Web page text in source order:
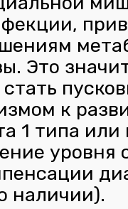
Это
к
1 типа или
уровня
наличии).